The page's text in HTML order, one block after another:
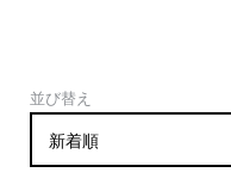
並び替え